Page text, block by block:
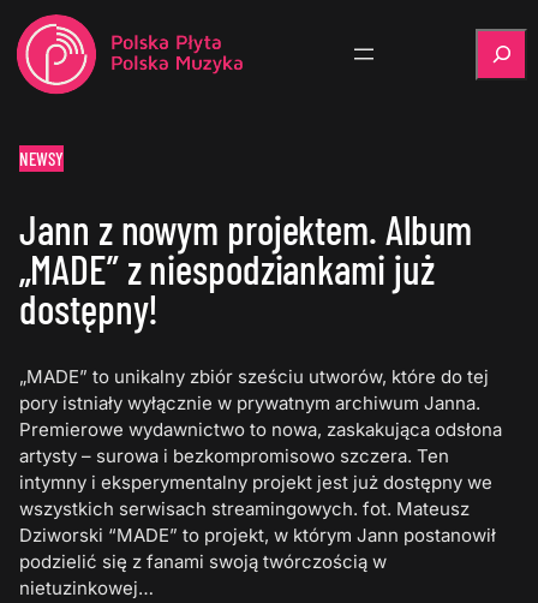
NEWSY
Jann z nowym projektem. Album
„MADE” z niespodziankami już
dostępny!
„MADE” to unikalny zbiór sześciu utworów, które do tej
pory istniały wyłącznie w prywatnym archiwum Janna.
Premierowe wydawnictwo to nowa, zaskakująca odsłona
artysty – surowa i bezkompromisowo szczera. Ten
intymny i eksperymentalny projekt jest już dostępny we
wszystkich serwisach streamingowych. fot. Mateusz
Dziworski “MADE” to projekt, w którym Jann postanowił
podzielić się z fanami swoją twórczością w
nietuzinkowej…